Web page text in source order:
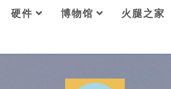
硬件 博物馆 火腿之家